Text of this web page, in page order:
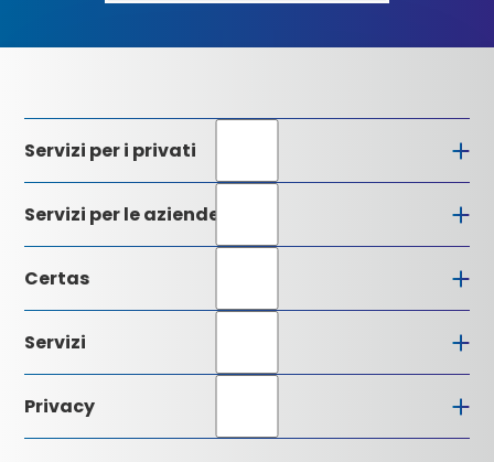
dei
Servizi per i privati
Servizi per le aziende
Certas
Direzione
Centrale di allarme
Comprensione della qualità
Certificazioni
Servizi
Downloads
Glossario
Privacy